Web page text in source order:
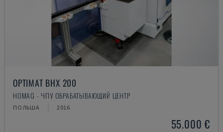
OPTIMAT BHX 200
HOMAG - ЧПУ ОБРАБАТЫВАЮЩИЙ ЦЕНТР
ПОЛЬША 2016
55.000 €